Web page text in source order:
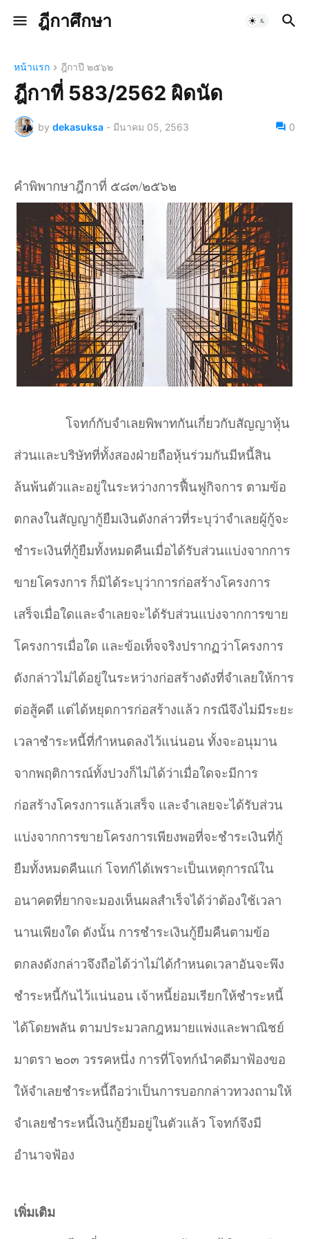
ฎีกาศึกษา
หน้าแรก ฎีกาปี ๒๕๖๒
ฎีกาที่ 583/2562 ผิดนัด
by dekasuksa - มีนาคม 05, 2563 0
คำพิพากษาฎีกาที่ ๕๘๓/๒๕๖๒
โจทก์กับจำเลยพิพาทกันเกี่ยวกับสัญญาหุ้น
ส่วนและบริษัทที่ทั้งสองฝ่ายถือหุ้นร่วมกันมีหนี้สิน
ล้นพ้นตัวและอยู่ในระหว่างการฟื้นฟูกิจการ ตามข้อ
ตกลงในสัญญากู้ยืมเงินดังกล่าวที่ระบุว่าจำเลยผู้กู้จะ
ชำระเงินที่กู้ยืมทั้งหมดคืนเมื่อได้รับส่วนแบ่งจากการ
ขายโครงการ ก็มิได้ระบุว่าการก่อสร้างโครงการ
เสร็จเมื่อใดและจำเลยจะได้รับส่วนแบ่งจากการขาย
โครงการเมื่อใด และข้อเท็จจริงปรากฏว่าโครงการ
ดังกล่าวไม่ได้อยู่ในระหว่างก่อสร้างดังที่จำเลยให้การ
ต่อสู้คดี แต่ได้หยุดการก่อสร้างแล้ว กรณีจึงไม่มีระยะ
เวลาชำระหนี้ที่กำหนดลงไว้แน่นอน ทั้งจะอนุมาน
จากพฤติการณ์ทั้งปวงก็ไม่ได้ว่าเมื่อใดจะมีการ
ก่อสร้างโครงการแล้วเสร็จ และจำเลยจะได้รับส่วน
แบ่งจากการขายโครงการเพียงพอที่จะชำระเงินที่กู้
ยืมทั้งหมดคืนแก่ โจทก์ได้เพราะเป็นเหตุการณ์ใน
อนาคตที่ยากจะมองเห็นผลสำเร็จได้ว่าต้องใช้เวลา
นานเพียงใด ดังนั้น การชำระเงินกู้ยืมคืนตามข้อ
ตกลงดังกล่าวจึงถือได้ว่าไม่ได้กำหนดเวลาอันจะพึง
ชำระหนี้กันไว้แน่นอน เจ้าหนี้ย่อมเรียกให้ชำระหนี้
ได้โดยพลัน ตามประมวลกฎหมายแพ่งและพาณิชย์
มาตรา ๒๐๓ วรรคหนึ่ง การที่โจทก์นำคดีมาฟ้องขอ
ให้จำเลยชำระหนี้ถือว่าเป็นการบอกกล่าวทวงถามให้
จำเลยชำระหนี้เงินกู้ยืมอยู่ในตัวแล้ว โจทก์จึงมี
อำนาจฟ้อง
เพิ่มเติม